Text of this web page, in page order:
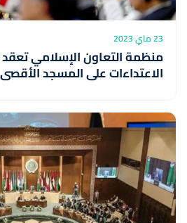
23 ماي 2023
منظمة التعاون الإسلامي
الاعتداءات على المسجد الأقصى